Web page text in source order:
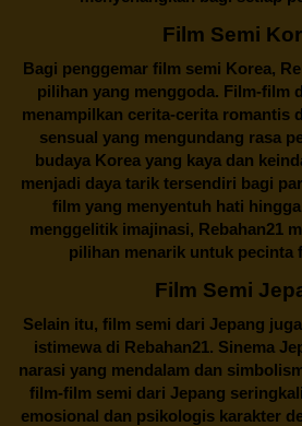
Film Semi
Bagi penggemar film semi Korea,
pilihan yang menggoda. Film-film
menampilkan cerita-cerita romantis
sensual yang mengundang rasa
budaya Korea yang kaya dan
menjadi daya tarik tersendiri bagi
film yang menyentuh hati
menggelitik imajinasi, Rebahan21
pilihan menarik untuk pecinta
Film Semi
Selain itu, film semi dari Jepang
istimewa di Rebahan21. Sinema
narasi yang mendalam dan
film-film semi dari Jepang
emosional dan psikologis karakter